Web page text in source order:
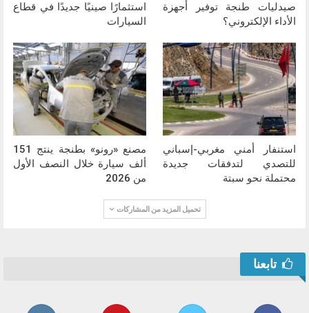
صيدليات طنجة توفير أجهزة
الأداء الإلكتروني؟
استثمارًا صينيًا جديدًا في قطاع
السيارات
استنفار أمني مغربي-إسباني
للتصدي لتدفقات جديدة
محتملة نحو سبتة
مصنع «رونو» بطنجة ينتج 151
ألف سيارة خلال النصف الأول
من 2026
تحميل المزيد من المشاركات
تابعنا